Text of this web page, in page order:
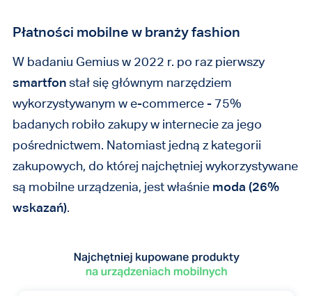
Płatności mobilne w branży fashion
W badaniu Gemius w 2022 r. po raz pierwszy
smartfonstał się głównym narzędziem
wykorzystywanym w e-commerce - 75%
badanych robiło zakupy w internecie za jego
pośrednictwem. Natomiast jedną z kategorii
zakupowych, do której najchętniej wykorzystywane
są mobilne urządzenia, jest właśnie moda (26%
wskazań).